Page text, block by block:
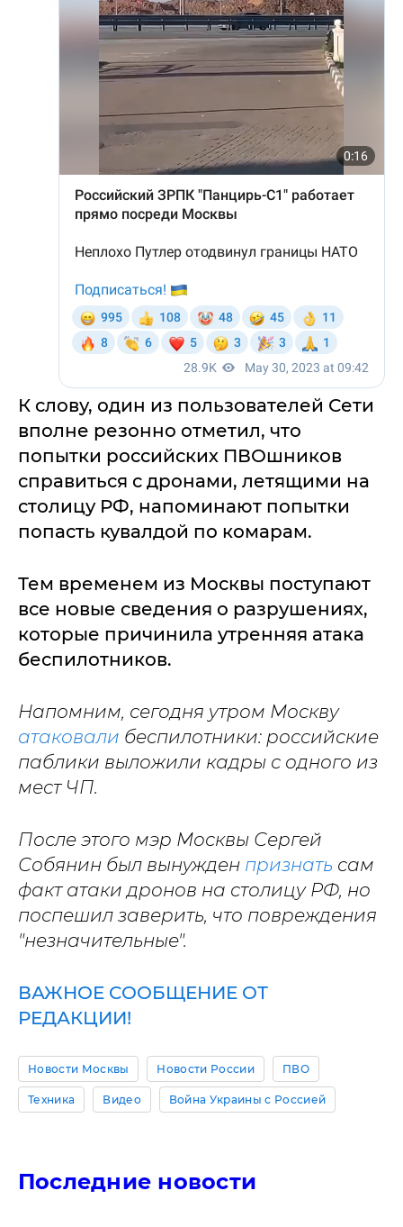
К слову, один из пользователей Сети
вполне резонно отметил, что
попытки российских ПВОшников
справиться с дронами, летящими на
столицу РФ, напоминают попытки
попасть кувалдой по комарам.
Тем временем из Москвы поступают
все новые сведения о разрушениях,
которые причинила утренняя атака
беспилотников.
Напомним, сегодня утром Москву
атаковали беспилотники: российские
паблики выложили кадры с одного из
мест ЧП.
После этого мэр Москвы Сергей
Собянин был вынужден признать сам
факт атаки дронов на столицу РФ, но
поспешил заверить, что повреждения
"незначительные".
ВАЖНОЕ СООБЩЕНИЕ ОТ
РЕДАКЦИИ!
Новости Москвы Новости России ПВО
Техника Видео Война Украины с Россией
Последние новости